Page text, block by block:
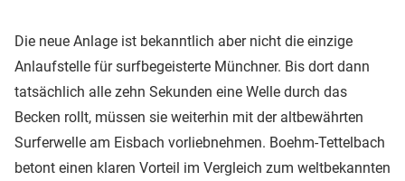
Die neue Anlage ist bekanntlich aber nicht die einzige
Anlaufstelle für surfbegeisterte Münchner. Bis dort dann
tatsächlich alle zehn Sekunden eine Welle durch das
Becken rollt, müssen sie weiterhin mit der altbewährten
Surferwelle am Eisbach vorliebnehmen. Boehm-Tettelbach
betont einen klaren Vorteil im Vergleich zum weltbekannten